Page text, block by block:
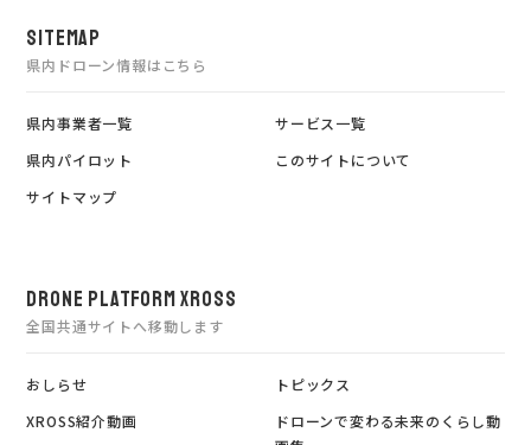
SITEMAP
県内ドローン情報はこちら
県内事業者一覧
サービス一覧
県内パイロット
このサイトについて
サイトマップ
DRONE PLATFORM XROSS
全国共通サイトへ移動します
おしらせ
トピックス
XROSS紹介動画
ドローンで変わる未来のくらし動